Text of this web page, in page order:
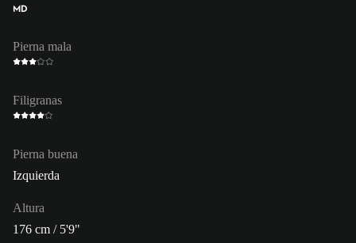
MD
Pierna mala
Filigranas
Pierna buena
Izquierda
Altura
176 cm / 5'9"